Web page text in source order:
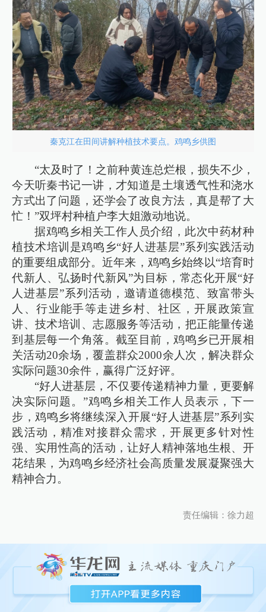
秦克江在田间讲解种植技术要点。鸡鸣乡供图
“太及时了！之前种黄连总烂根，损失不少，
今天听秦书记一讲，才知道是土壤透气性和浇水
方式出了问题，还学会了改良方法，真是帮了大
忙！”双坪村种植户李大姐激动地说。
据鸡鸣乡相关工作人员介绍，此次中药材种
植技术培训是鸡鸣乡“好人进基层”系列实践活动
的重要组成部分。近年来，鸡鸣乡始终以“培育时
代新人、弘扬时代新风”为目标，常态化开展“好
人进基层”系列活动，邀请道德模范、致富带头
人、行业能手等走进乡村、社区，开展政策宣
讲、技术培训、志愿服务等活动，把正能量传递
到基层每一个角落。截至目前，鸡鸣乡已开展相
关活动20余场，覆盖群众2000余人次，解决群众
实际问题30余件，赢得广泛好评。
“好人进基层，不仅要传递精神力量，更要解
决实际问题。”鸡鸣乡相关工作人员表示，下一
步，鸡鸣乡将继续深入开展“好人进基层”系列实
践活动，精准对接群众需求，开展更多针对性
强、实用性高的活动，让好人精神落地生根、开
花结果，为鸡鸣乡经济社会高质量发展凝聚强大
精神合力。
责任编辑：徐力超